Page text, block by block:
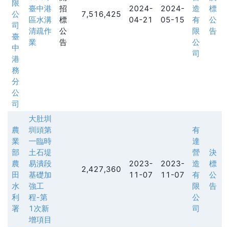
限
公
司
臺
中
港
務
分
公
司
臺中港
區水溝
清疏作
業
招
標
公
告
7,516,425
2024-
04-21
2024-
05-15
造
有
限
公
司
標
公
告
農
業
部
農
田
水
利
署
大肚圳
圳頭第
一臨時
土石堤
易潰段
基礎加
強工
程-第
1次新
增項目
2,427,360
2023-
11-07
2023-
11-07
有
達
營
造
有
限
公
司
決
標
公
告